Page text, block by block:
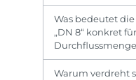
Was bedeutet die
„DN 8“ konkret
Warum verdreht